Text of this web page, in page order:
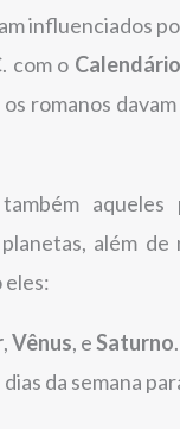
influenciados
com o
romanos
além de
eles:
,Vênus, eSaturno.
da semana